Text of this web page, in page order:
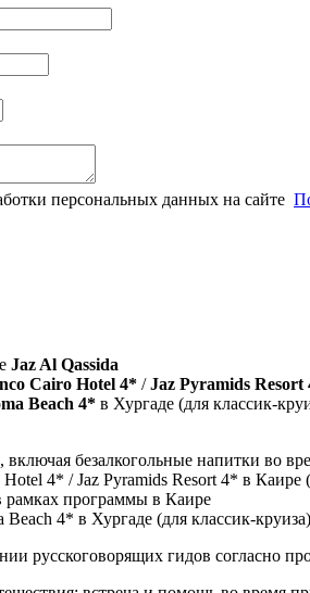
персональных данных на сайте
Jaz Al Qassida
Cairo Hotel 4* /Jaz Pyramids Resort
Beach 4* в Хургаде (для классик-
включая безалкогольные напитки во
4* / Jaz Pyramids Resort 4* в Каире
рамках программы в Каире
Beach 4* в Хургаде (для классик-круиза)
русскоговорящих гидов согласно